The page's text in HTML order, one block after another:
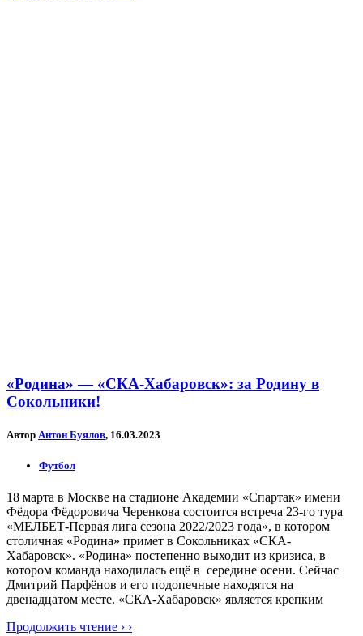
«Родина» — «СКА-Хабаровск»: за Родину в
Сокольники!
Автор Антон Буялов, 16.03.2023
Футбол
18 марта в Москве на стадионе Академии «Спартак» имени
Фёдора Фёдоровича Черенкова состоится встреча 23-го тура
«МЕЛБЕТ-Первая лига сезона 2022/2023 года», в котором
столичная «Родина» примет в Сокольниках «СКА-
Хабаровск». «Родина» постепенно выходит из кризиса, в
котором команда находилась ещё в середине осени. Сейчас
Дмитрий Парфёнов и его подопечные находятся на
двенадцатом месте. «СКА-Хабаровск» является крепким
Продолжить чтение › ›